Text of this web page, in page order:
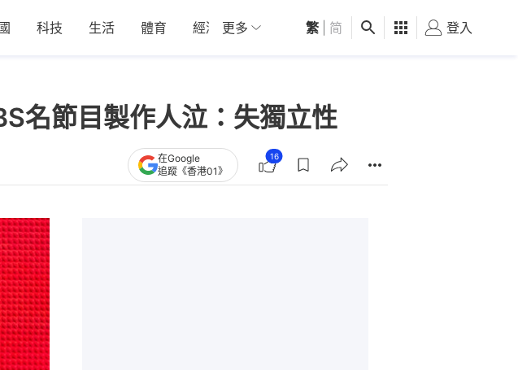
科技 生活 體育 經濟 01深圳 觀點 健康 好食玩飛
更多 繁 简 登入
名節目製作人泣：失獨立性
在Google
追蹤《香港01》
16